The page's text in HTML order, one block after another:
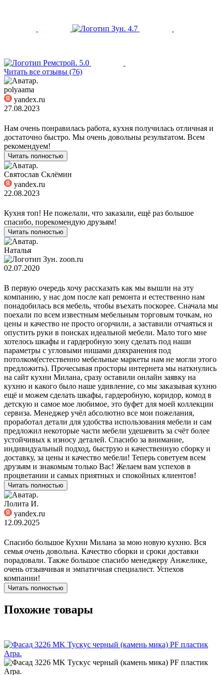
4.7
5.0
Читать все отзывы (76)
polyaama
yandex.ru
27.08.2023
Нам очень понравилась работа, кухня получилась отличная и
достаточно быстро. Мы очень довольны результатом. Всем
рекомендуем!
Читать полностью
Святослав Склёмин
yandex.ru
22.08.2023
Кухня топ! Не пожелали, что заказали, ещё раз большое
спасибо, порекомендую друзьям!
Читать полностью
Наталья
zoon.ru
02.07.2020
В первую очередь хочу рассказать как мы вышли на эту
компанию, у нас дом после кап ремонта и естественно нам
понадобилась вся мебель, чтобы въехать поскорее. Сначала мы
поехали по всем известным мебельным торговым точкам, но
цены и качество не просто огорчили, а заставили отчаяться и
опустить руки в поисках идеальной мебели. Мало того мне
хотелось шкафы и гардеробную зону сделать под наши
параметры с угловыми нишами дляхранения под
потолком(естественно мебельные маркеты нам не могли этого
предложить). Прочесывая просторы интернета мы наткнулись
на сайт кухни Милана, сразу оставили онлайн заявку на
кухню и какого было наше удивление, со мы заказывая кухню
ещё и можем сделать шкафы, гардеробную, коридор, комод в
детскую и самое мое любимое, это буфет для моей коллекции
сервиза. Менеджер учёл абсолютно все мои пожелания,
проработал детали для удобства использования мебели и сам
предложил некоторые части мебели удешевить за счёт более
устойчивых к износу деталей. Спасибо за внимание,
индивидуальный подход, быструю и качественную сборку и
доставку, за цены и качество мебели! Теперь советуем всем
друзьям и знакомым только Вас! Желаем вам успехов в
процветании и самых приятных и спокойных клиентов!
Читать полностью
Лолита И.
yandex.ru
12.09.2025
Спасибо большое Кухни Милана за мою новую кухню. Вся
семья очень довольна. Качество сборки и сроки доставки
порадовали. Также большое спасибо менеджеру Анжелике,
очень отзывчивая и эмпатичная специалист. Успехов
компании!
Читать полностью
Похожие товары